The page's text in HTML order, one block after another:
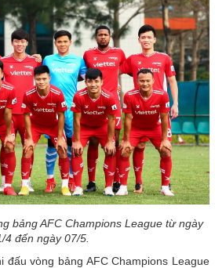
bảng AFC Champions League từ ngày
4 đến ngày 07/5.
đấu vòng bảng AFC Champions League